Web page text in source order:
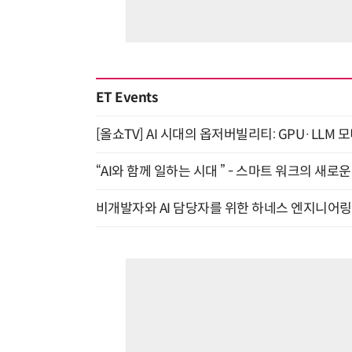
ET Events
[올쇼TV] AI 시대의 옵저버빌리티: GPU·LLM
“AI와 함께 일하는 시대 ” - 스마트 워크의 새로
비개발자와 AI 담당자를 위한 하네스 엔지니어